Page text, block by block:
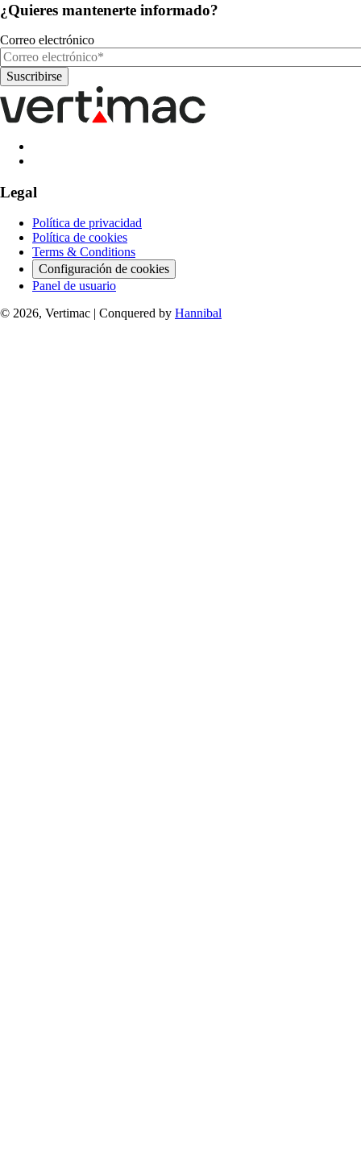
¿Quieres mantenerte informado?
Correo electrónico
Legal
Política de privacidad
Política de cookies
Terms & Conditions
Configuración de cookies
Panel de usuario
© 2026, Vertimac | Conquered by Hannibal